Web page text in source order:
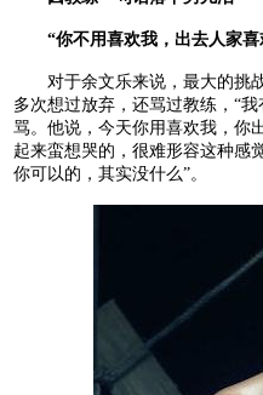
“你不用喜欢我，出去人家
对于余文乐来说，最大的挑战
多次想过放弃，还骂过教练，“
骂。他说，今天你用喜欢我，你
起来蛮想哭的，很难形容这种
你可以的，其实没什么”。